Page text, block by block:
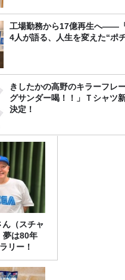
工場勤務から17億再生へ——『
4人が語る、人生を変えた“ポ
きしたかの高野のキラーフレ
グサンダー喝！！」Ｔシャツ
決定！
（スチャ
夢は80年
リー！